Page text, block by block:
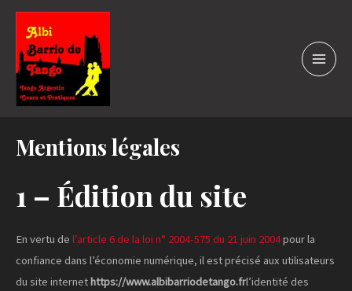
Aller
contenu
MAIN
Mentions légales
1 – Édition du site
En vertu de l’article 6 de la loi n° 2004-575 du 21 juin 2004pour la
confiance dans l’économie numérique, il est précisé aux utilisateurs
du site internethttps://www.albibarriodetango.frl’identité des